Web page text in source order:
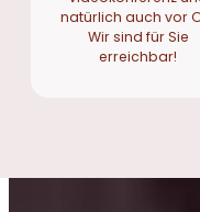
natürlich auch vor
Wir sind für Sie
erreichbar!